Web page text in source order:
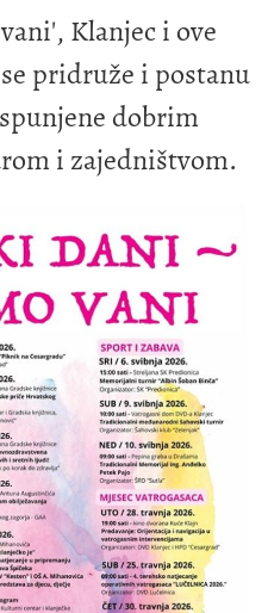
Klanjec i ove
pridruže i postanu
dobrim
i zajedništvom.